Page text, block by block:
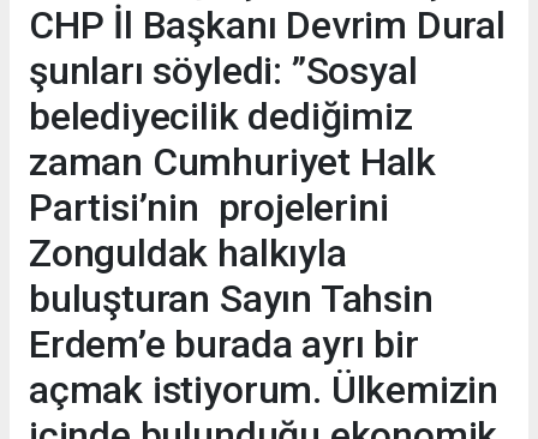
CHP İl Başkanı Devrim Dural
şunları söyledi: ”Sosyal
belediyecilik dediğimiz
zaman Cumhuriyet Halk
Partisi’nin projelerini
Zonguldak halkıyla
buluşturan Sayın Tahsin
Erdem’e burada ayrı bir
açmak istiyorum. Ülkemizin